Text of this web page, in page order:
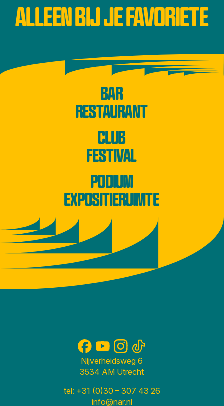
ALLEEN BIJ JE FAVORIETE
BAR
RESTAURANT
CLUB
FESTIVAL
PODIUM
EXPOSITIERUIMTE
Nijverheidsweg 6
3534 AM Utrecht
tel: +31 (0)30 – 307 43 26
info@nar.nl